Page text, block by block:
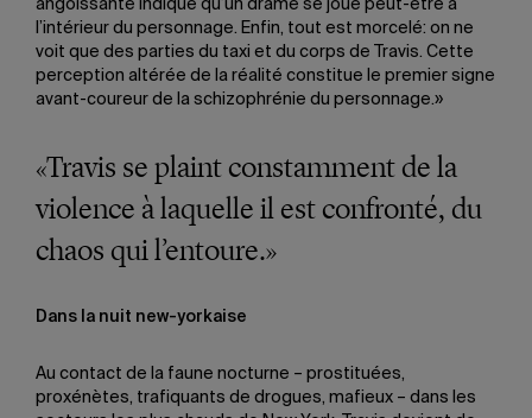
angoissante indique qu’un drame se joue peut-être à
l’intérieur du personnage. Enfin, tout est morcelé: on ne
voit que des parties du taxi et du corps de Travis. Cette
perception altérée de la réalité constitue le premier signe
avant-coureur de la schizophrénie du personnage.»
«Travis se plaint constamment de la
violence à laquelle il est confronté, du
chaos qui l’entoure.»
Dans la nuit new-yorkaise
Au contact de la faune nocturne – prostituées,
proxénètes, trafiquants de drogues, mafieux – dans les